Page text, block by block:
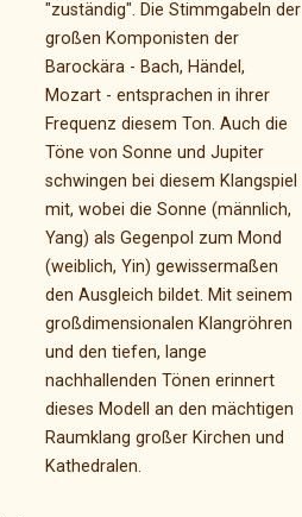
"zuständig". Die Stimmgabeln der
großen Komponisten der
Barockära - Bach, Händel,
Mozart - entsprachen in ihrer
Frequenz diesem Ton. Auch die
Töne von Sonne und Jupiter
schwingen bei diesem Klangspiel
mit, wobei die Sonne (männlich,
Yang) als Gegenpol zum Mond
(weiblich, Yin) gewissermaßen
den Ausgleich bildet. Mit seinem
großdimensionalen Klangröhren
und den tiefen, lange
nachhallenden Tönen erinnert
dieses Modell an den mächtigen
Raumklang großer Kirchen und
Kathedralen.